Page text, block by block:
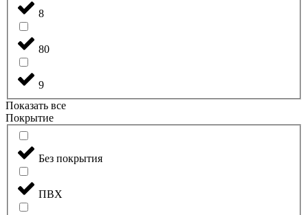
8
80
9
Показать все
Покрытие
Без покрытия
ПВХ